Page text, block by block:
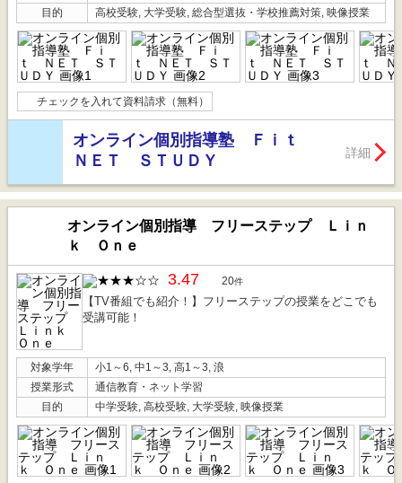
目的
高校受験, 大学受験, 総合型選抜・学校推薦対策, 映像授業
チェックを入れて資料請求（無料）
オンライン個別指導塾 Ｆｉｔ
ＮＥＴ ＳＴＵＤＹ
詳細
オンライン個別指導 フリーステップ Ｌｉｎ
ｋ Ｏｎｅ
3.47 20件
【TV番組でも紹介！】フリーステップの授業をどこでも
受講可能！
対象学年
小1～6, 中1～3, 高1～3, 浪
授業形式
通信教育・ネット学習
目的
中学受験, 高校受験, 大学受験, 映像授業